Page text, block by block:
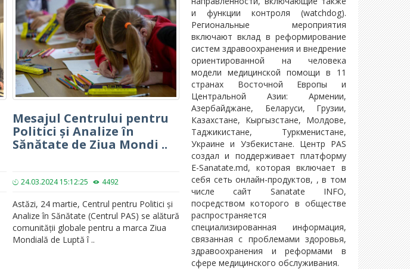
Mesajul Centrului pentru
Politici și Analize în
Sănătate de Ziua Mondi ..
24.03.2024 15:12:25 4492
Astăzi, 24 martie, Centrul pentru Politici și
Analize în Sănătate (Centrul PAS) se alătură
comunității globale pentru a marca Ziua
Mondială de Luptă î ..
и функции контроля (watchdog).
Региональные мероприятия
включают вклад в реформирование
систем здравоохранения и внедрение
ориентированной на человека
модели медицинской помощи в 11
странах Восточной Европы и
Центральной Азии: Армении,
Азербайджане, Беларуси, Грузии,
Казахстане, Кыргызстане, Молдове,
Таджикистане, Туркменистане,
Украине и Узбекистане. Центр PAS
создал и поддерживает платформу
E-Sanatate.md, которая включает в
себя сеть онлайн-продуктов, , в том
числе сайт Sanatate INFO,
посредством которого в обществе
распространяется
специализированная информация,
связанная с проблемами здоровья,
здравоохранения и реформами в
сфере медицинского обслуживания.